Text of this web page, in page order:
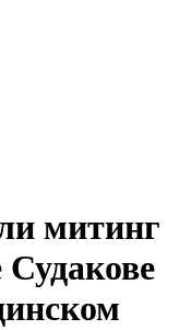
митинг